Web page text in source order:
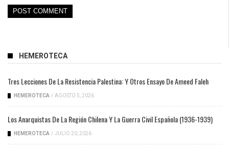
HEMEROTECA
Tres Lecciones De La Resistencia Palestina: Y Otros Ensayo De Ameed Faleh
HEMEROTECA / AGOSTO 5, 2026
Los Anarquistas De La Región Chilena Y La Guerra Civil Española (1936-1939)
HEMEROTECA / JULIO 20, 2026